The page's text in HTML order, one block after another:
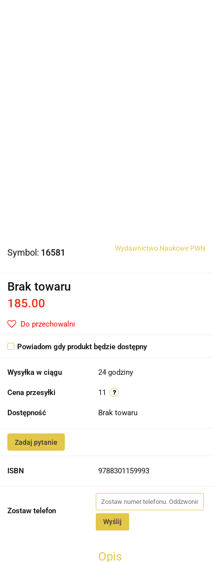
Symbol: 16581 Wydawnictwo Naukowe PWN
Brak towaru
185.00
Do przechowalni
Powiadom gdy produkt będzie dostępny
Wysyłka w ciągu 24 godziny
Cena przesyłki 11
Dostępność Brak towaru
Zadaj pytanie
ISBN 9788301159993
Zostaw telefon
Wyślij
Opis